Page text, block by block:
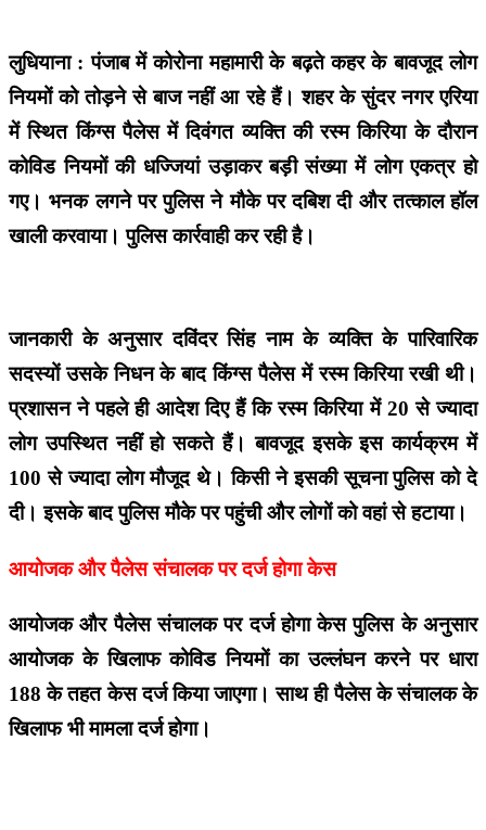
लुधियाना : पंजाब में कोरोना महामारी के बढ़ते कहर के बावजूद लोग
नियमों को तोड़ने से बाज नहीं आ रहे हैं। शहर के सुंदर नगर एरिया
में स्थित किंग्स पैलेस में दिवंगत व्यक्ति की रस्म किरिया के दौरान
कोविड नियमों की धज्जियां उड़ाकर बड़ी संख्या में लोग एकत्र हो
गए। भनक लगने पर पुलिस ने मौके पर दबिश दी और तत्काल हॉल
खाली करवाया। पुलिस कार्रवाही कर रही है।
जानकारी के अनुसार दविंदर सिंह नाम के व्यक्ति के पारिवारिक
सदस्यों उसके निधन के बाद किंग्स पैलेस में रस्म किरिया रखी थी।
प्रशासन ने पहले ही आदेश दिए हैं कि रस्म किरिया में 20 से ज्यादा
लोग उपस्थित नहीं हो सकते हैं। बावजूद इसके इस कार्यक्रम में
100 से ज्यादा लोग मौजूद थे। किसी ने इसकी सूचना पुलिस को दे
दी। इसके बाद पुलिस मौके पर पहुंची और लोगों को वहां से हटाया।
आयोजक और पैलेस संचालक पर दर्ज होगा केस
आयोजक और पैलेस संचालक पर दर्ज होगा केस पुलिस के अनुसार
आयोजक के खिलाफ कोविड नियमों का उल्लंघन करने पर धारा
188 के तहत केस दर्ज किया जाएगा। साथ ही पैलेस के संचालक के
खिलाफ भी मामला दर्ज होगा।